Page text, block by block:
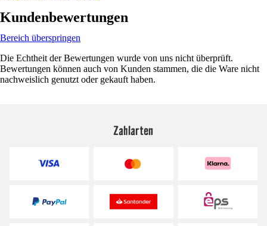
Kundenbewertungen
Bereich überspringen
Die Echtheit der Bewertungen wurde von uns nicht überprüft.
Bewertungen können auch von Kunden stammen, die die Ware nicht
nachweislich genutzt oder gekauft haben.
Zahlarten